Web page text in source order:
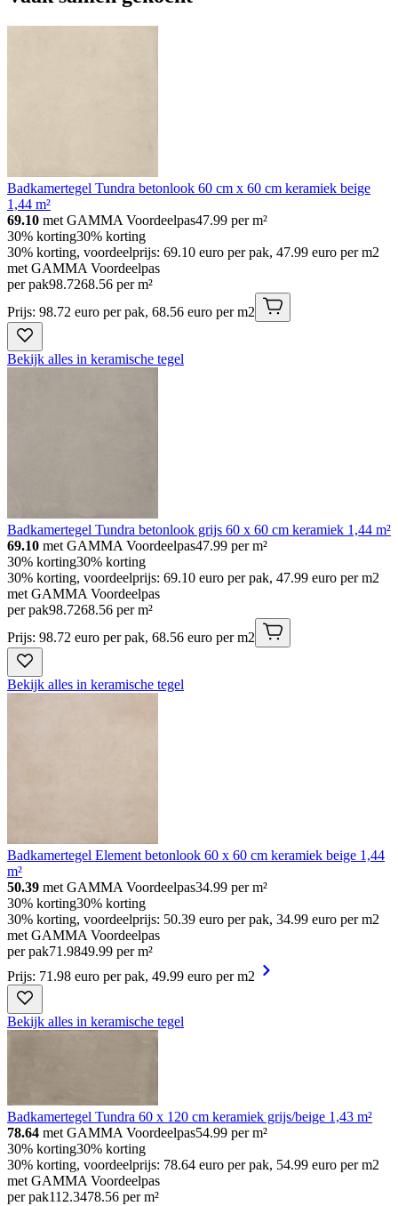
Badkamertegel Tundra betonlook 60 cm x 60 cm keramiek beige
1,44 m²
69.10 met GAMMA Voordeelpas47.99 per m²
30% korting30% korting
30% korting, voordeelprijs: 69.10 euro per pak, 47.99 euro per m2
met GAMMA Voordeelpas
per pak98.7268.56 per m²
Prijs: 98.72 euro per pak, 68.56 euro per m2
Bekijk alles in keramische tegel
Badkamertegel Tundra betonlook grijs 60 x 60 cm keramiek 1,44 m²
69.10 met GAMMA Voordeelpas47.99 per m²
30% korting30% korting
30% korting, voordeelprijs: 69.10 euro per pak, 47.99 euro per m2
met GAMMA Voordeelpas
per pak98.7268.56 per m²
Prijs: 98.72 euro per pak, 68.56 euro per m2
Bekijk alles in keramische tegel
Badkamertegel Element betonlook 60 x 60 cm keramiek beige 1,44
m²
50.39 met GAMMA Voordeelpas34.99 per m²
30% korting30% korting
30% korting, voordeelprijs: 50.39 euro per pak, 34.99 euro per m2
met GAMMA Voordeelpas
per pak71 .9849.99 per m²
Prijs: 71.98 euro per pak, 49.99 euro per m2
Bekijk alles in keramische tegel
Badkamertegel Tundra 60 x 120 cm keramiek grijs/beige 1,43 m²
78.64 met GAMMA Voordeelpas54.99 per m²
30% korting30% korting
30% korting, voordeelprijs: 78.64 euro per pak, 54.99 euro per m2
met GAMMA Voordeelpas
per pak112.3478.56 per m²